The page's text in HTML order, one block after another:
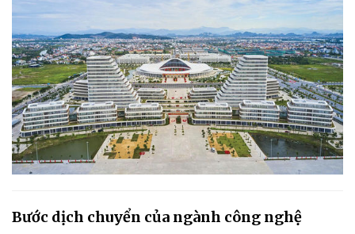
Bước dịch chuyển của ngành công nghệ